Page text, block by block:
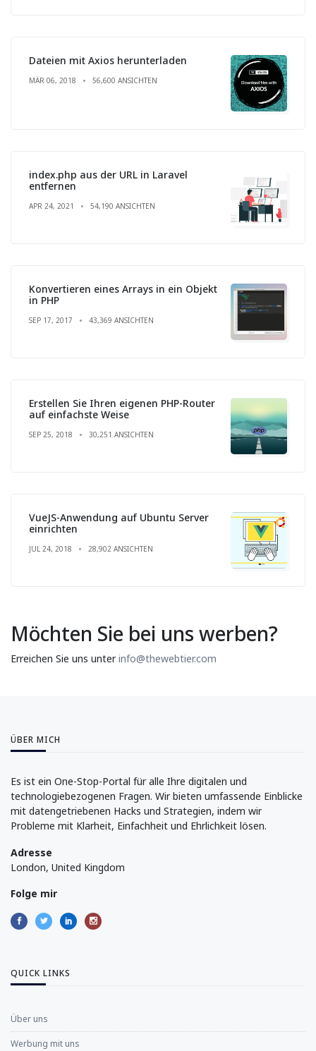
Dateien mit Axios herunterladen
MÄR 06, 2018 56,600 ANSICHTEN
index.php aus der URL in Laravel
entfernen
APR 24, 2021 54,190 ANSICHTEN
Konvertieren eines Arrays in ein Objekt
in PHP
SEP 17, 2017 43,369 ANSICHTEN
Erstellen Sie Ihren eigenen PHP-Router
auf einfachste Weise
SEP 25, 2018 30,251 ANSICHTEN
VueJS-Anwendung auf Ubuntu Server
einrichten
JUL 24, 2018 28,902 ANSICHTEN
Möchten Sie bei uns werben?
Erreichen Sie uns unterinfo@thewebtier.com
ÜBER MICH
Es ist ein One-Stop-Portal für alle Ihre digitalen und
technologiebezogenen Fragen. Wir bieten umfassende Einblicke
mit datengetriebenen Hacks und Strategien, indem wir
Probleme mit Klarheit, Einfachheit und Ehrlichkeit lösen.
Adresse
London, United Kingdom
Folge mir
QUICK LINKS
Über uns
Werbung mit uns